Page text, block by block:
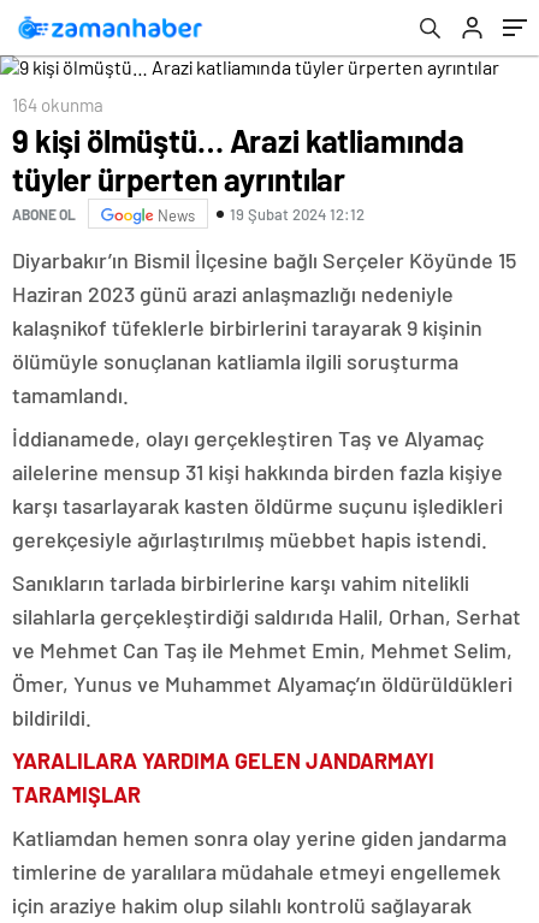
164 okunma
9 kişi ölmüştü… Arazi katliamında
tüyler ürperten ayrıntılar
ABONE OL News 19 Şubat 2024 12:12
Diyarbakır’ın Bismil İlçesine bağlı Serçeler Köyünde 15
Haziran 2023 günü arazi anlaşmazlığı nedeniyle
kalaşnikof tüfeklerle birbirlerini tarayarak 9 kişinin
ölümüyle sonuçlanan katliamla ilgili soruşturma
tamamlandı.
İddianamede, olayı gerçekleştiren Taş ve Alyamaç
ailelerine mensup 31 kişi hakkında birden fazla kişiye
karşı tasarlayarak kasten öldürme suçunu işledikleri
gerekçesiyle ağırlaştırılmış müebbet hapis istendi.
Sanıkların tarlada birbirlerine karşı vahim nitelikli
silahlarla gerçekleştirdiği saldırıda Halil, Orhan, Serhat
ve Mehmet Can Taş ile Mehmet Emin, Mehmet Selim,
Ömer, Yunus ve Muhammet Alyamaç’ın öldürüldükleri
bildirildi.
YARALILARA YARDIMA GELEN JANDARMAYI
TARAMIŞLAR
Katliamdan hemen sonra olay yerine giden jandarma
timlerine de yaralılara müdahale etmeyi engellemek
için araziye hakim olup silahlı kontrolü sağlayarak